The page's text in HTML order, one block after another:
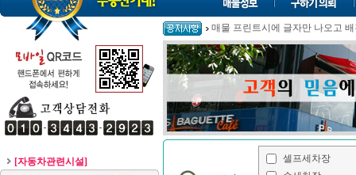
[자동차관련시설]
매물 프린트시에 글자만 나오고 배